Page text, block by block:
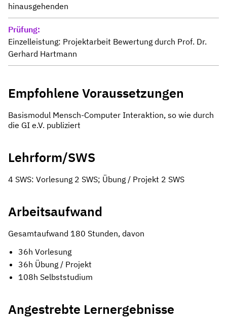
hinausgehenden
Prüfung
Einzelleistung: Projektarbeit Bewertung durch Prof. Dr.
Gerhard Hartmann
Empfohlene Voraussetzungen
Basismodul Mensch-Computer Interaktion, so wie durch
die GI e.V. publiziert
Lehrform/SWS
4 SWS: Vorlesung 2 SWS; Übung / Projekt 2 SWS
Arbeitsaufwand
Gesamtaufwand 180 Stunden, davon
36h Vorlesung
36h Übung / Projekt
108h Selbststudium
Angestrebte Lernergebnisse